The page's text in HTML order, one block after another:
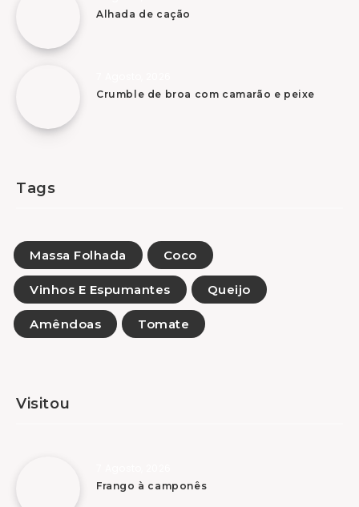
Alhada de cação
Crumble de broa com camarão e peixe
Tags
Massa Folhada Coco
Vinhos E Espumantes Queijo
Amêndoas Tomate
Visitou
Frango à camponês